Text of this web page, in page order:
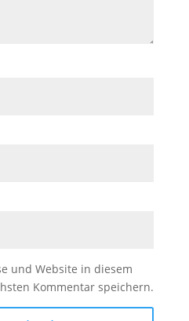
und Website in diesem
Kommentar speichern.